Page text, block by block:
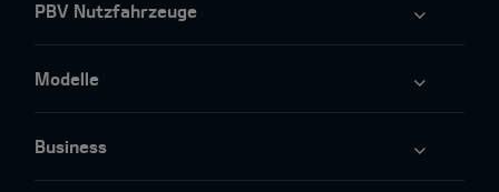
PBV Nutzfahrzeuge
Modelle
Business